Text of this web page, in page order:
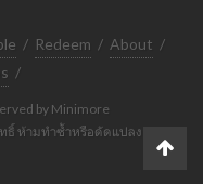
/ Redeem / About /
/
by Minimore
ธิ์ ห้ามทำซ้ำหรือดัดแปลง